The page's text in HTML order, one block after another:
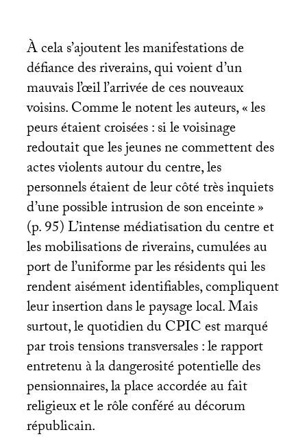
À cela s’ajoutent les manifestations de
défiance des riverains, qui voient d’un
mauvais l’œil l’arrivée de ces nouveaux
voisins. Comme le notent les auteurs, «les
peurs étaient croisées : si le voisinage
redoutait que les jeunes ne commettent des
actes violents autour du centre, les
personnels étaient de leur côté très inquiets
d’une possible intrusion de son enceinte»
(p. 95) L’intense médiatisation du centre et
les mobilisations de riverains, cumulées au
port de l’uniforme par les résidents qui les
rendent aisément identifiables, compliquent
leur insertion dans le paysage local. Mais
surtout, le quotidien duCPICest marqué
par trois tensions transversales : le rapport
entretenu à la dangerosité potentielle des
pensionnaires, la place accordée au fait
religieux et le rôle conféré au décorum
républicain.